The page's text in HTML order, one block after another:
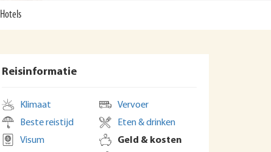
Hotels
Reisinformatie
Klimaat
Beste reistijd
Visum
Vervoer
Eten & drinken
Geld & kosten